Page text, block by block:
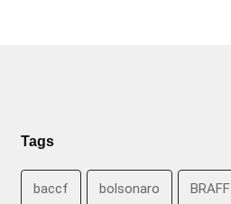
Tags
baccf bolsonaro BRAFF